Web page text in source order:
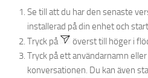
Se till att du har den senaste
installerad på din enhet och
Tryck på
överst till höger i
Tryck på ett användarnamn
konversationen. Du kan även